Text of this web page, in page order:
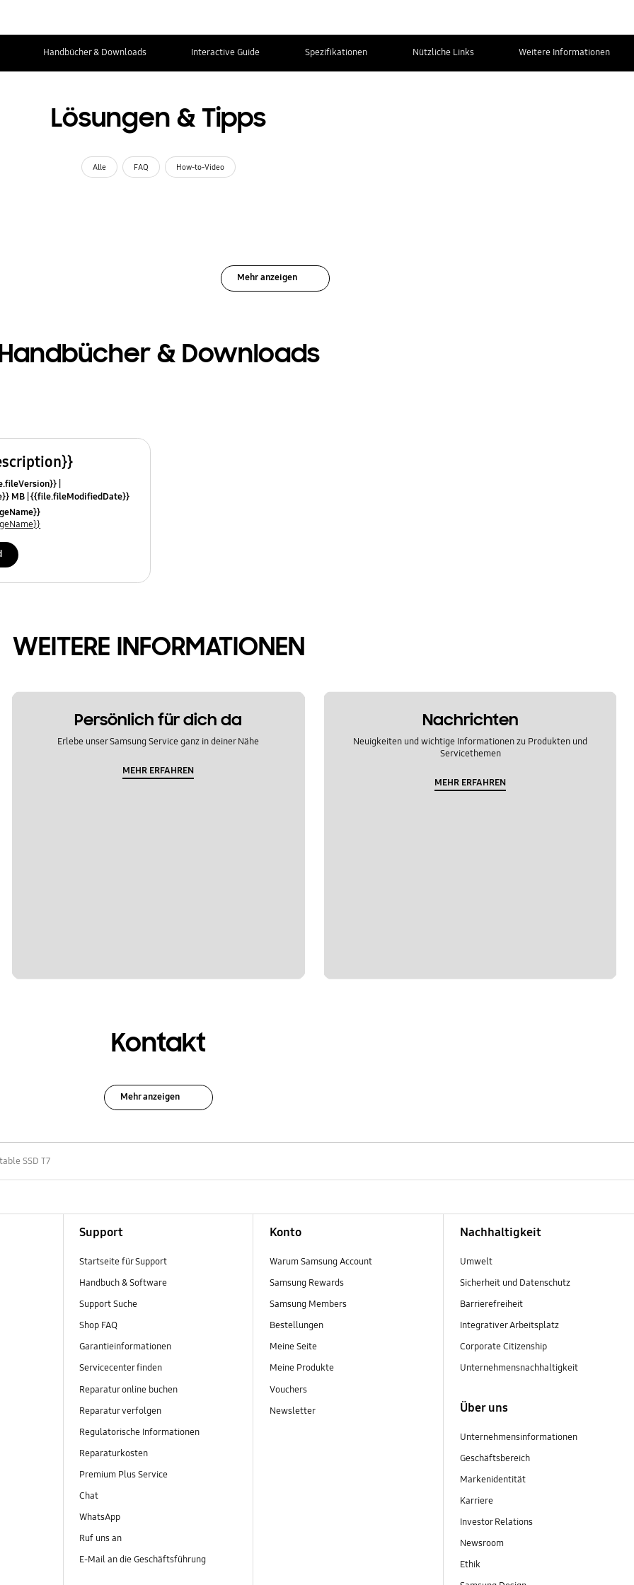
Handbücher & Downloads Interactive Guide Spezifikationen Nützliche Links Weitere Informationen
Lösungen & Tipps
Alle FAQ How-to-Video
Mehr anzeigen
& Downloads
MB {{file.fileModifiedDate}}
WEITERE INFORMATIONEN
Persönlich für dich da
Erlebe unser Samsung Service ganz in deiner Nähe
MEHR ERFAHREN
Nachrichten
Neuigkeiten und wichtige Informationen zu Produkten und
Servicethemen
MEHR ERFAHREN
Kontakt
Mehr anzeigen
SSD T7
Support
Startseite für Support
Handbuch & Software
Support Suche
Shop FAQ
Garantieinformationen
Servicecenter finden
Reparatur online buchen
Reparatur verfolgen
Regulatorische Informationen
Reparaturkosten
Premium Plus Service
Chat
WhatsApp
Ruf uns an
E-Mail an die Geschäftsführung
Konto
Warum Samsung Account
Samsung Rewards
Samsung Members
Bestellungen
Meine Seite
Meine Produkte
Vouchers
Newsletter
Nachhaltigkeit
Umwelt
Sicherheit und Datenschutz
Barrierefreiheit
Integrativer Arbeitsplatz
Corporate Citizenship
Unternehmensnachhaltigkeit
Über uns
Unternehmensinformationen
Geschäftsbereich
Markenidentität
Karriere
Investor Relations
Newsroom
Ethik